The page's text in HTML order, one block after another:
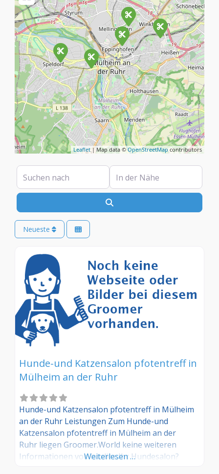
Leaflet| Map data ©OpenStreetMapcontributors
Suchen nach In der Nähe
Neueste
Hunde-und Katzensalon pfotentreff in
Mülheim an der Ruhr
Hunde-und Katzensalon pfotentreff in Mülheim
an der Ruhr Leistungen Zum Hunde-und
Katzensalon pfotentreff in Mülheim an der
Ruhr liegen Groomer.World keine weiteren
Informationen vor. Ist dies Ihr Hundesalon?
Weiterlesen …